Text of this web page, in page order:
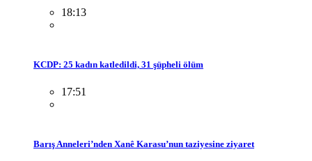
18:13
KCDP: 25 kadın katledildi, 31 şüpheli ölüm
17:51
Barış Anneleri’nden Xanê Karasu’nun taziyesine ziyaret